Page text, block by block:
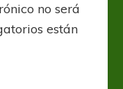
no será
están